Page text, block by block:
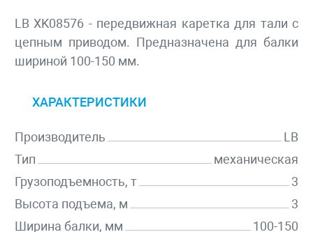
LB XK08576 - передвижная каретка для тали с
цепным приводом. Предназначена для балки
шириной 100-150 мм.
ХАРАКТЕРИСТИКИ
Производитель
LB
Тип
механическая
Грузоподъемность, т
3
Высота подъема, м
3
Ширина балки, мм
100-150